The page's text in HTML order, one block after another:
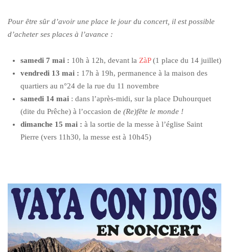
Pour être sûr d’avoir une place le jour du concert, il est possible
d’acheter ses places à l’avance :
samedi 7 mai : 10h à 12h, devant la ZàP(1 place du 14 juillet)
vendredi 13 mai : 17h à 19h, permanence à la maison des
quartiers au n°24 de la rue du 11 novembre
samedi 14 mai : dans l’après-midi, sur la place Duhourquet
(dite du Prêche) à l’occasion de (Re)fête le monde !
dimanche 15 mai : à la sortie de la messe à l’église Saint
Pierre (vers 11h30, la messe est à 10h45)